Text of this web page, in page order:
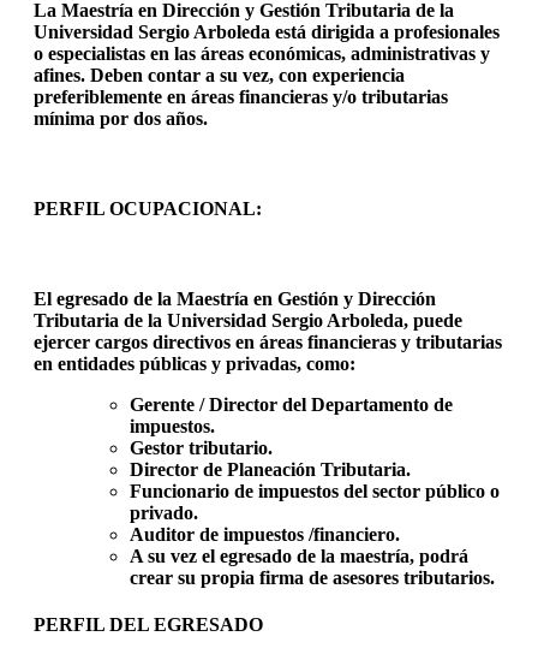
La Maestría en Dirección y Gestión Tributaria de la
Universidad Sergio Arboleda está dirigida a profesionales
o especialistas en las áreas económicas, administrativas y
afines. Deben contar a su vez, con experiencia
preferiblemente en áreas financieras y/o tributarias
mínima por dos años.
PERFIL OCUPACIONAL:
El egresado de la Maestría en Gestión y Dirección
Tributaria de la Universidad Sergio Arboleda, puede
ejercer cargos directivos en áreas financieras y tributarias
en entidades públicas y privadas, como:
Gerente / Director del Departamento de
impuestos.
Gestor tributario.
Director de Planeación Tributaria.
Funcionario de impuestos del sector público o
privado.
Auditor de impuestos /financiero.
A su vez el egresado de la maestría, podrá
crear su propia firma de asesores tributarios.
PERFIL DEL EGRESADO